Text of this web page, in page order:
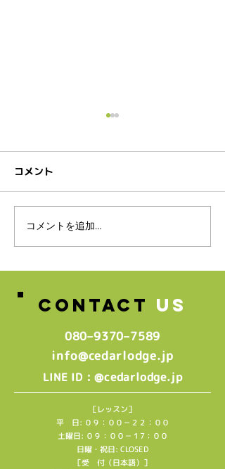
スタッフ募集のお知らせ♪
コメント
コメントを追加…
CONTACT US
080–9370–7589‬
info@cedarlodge.jp
LINE ID : @cedarlodge.jp
［レッスン］
平 日: ０９：００－２２：００
土曜日: ０９：００－１7：００
日曜・祝日: CLOSED
［受 付（日本語）］